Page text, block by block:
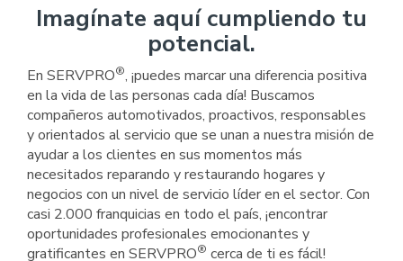
Imagínate aquí cumpliendo tu
potencial.
En SERVPRO®, ¡puedes marcar una diferencia positiva
en la vida de las personas cada día! Buscamos
compañeros automotivados, proactivos, responsables
y orientados al servicio que se unan a nuestra misión de
ayudar a los clientes en sus momentos más
necesitados reparando y restaurando hogares y
negocios con un nivel de servicio líder en el sector. Con
casi 2.000 franquicias en todo el país, ¡encontrar
oportunidades profesionales emocionantes y
gratificantes en SERVPRO® cerca de ti es fácil!